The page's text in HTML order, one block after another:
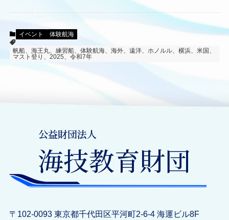
イベント 体験航海
帆船、海王丸、練習船、体験航海、海外、遠洋、ホノルル、横浜、米国、
マスト登り、2025、令和7年
〒102-0093 東京都千代田区平河町2-6-4 海運ビル8F